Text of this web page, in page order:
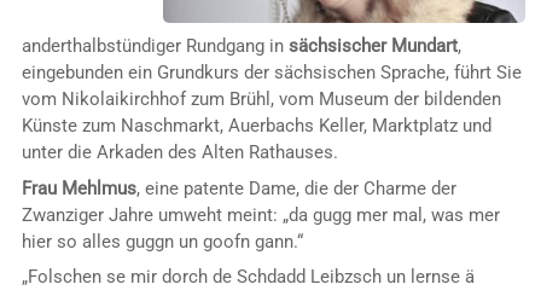
anderthalbstündiger Rundgang in sächsischer Mundart,
eingebunden ein Grundkurs der sächsischen Sprache, führt Sie
vom Nikolaikirchhof zum Brühl, vom Museum der bildenden
Künste zum Naschmarkt, Auerbachs Keller, Marktplatz und
unter die Arkaden des Alten Rathauses.
Frau Mehlmus, eine patente Dame, die der Charme der
Zwanziger Jahre umweht meint: „da gugg mer mal, was mer
hier so alles guggn un goofn gann.“
„Folschen se mir dorch de Schdadd Leibzsch un lernse ä